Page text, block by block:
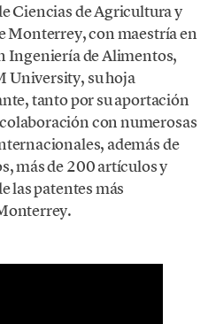
Ciencias de Agricultura y
Monterrey, con maestría en
Ingeniería de Alimentos,
University, su hoja
tanto por su aportación
con numerosas
además de
más de 200 artículos y
las patentes más